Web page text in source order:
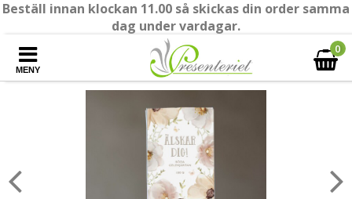
Beställ innan klockan 11.00 så skickas din order samma
dag under vardagar.
MENY
0